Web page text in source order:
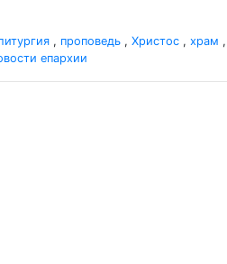
, проповедь , Христос , храм ,
епархии